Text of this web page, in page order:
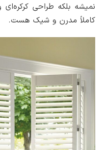
نمیشه بلکه طراحی
کاملاً مدرن و شیک هست.